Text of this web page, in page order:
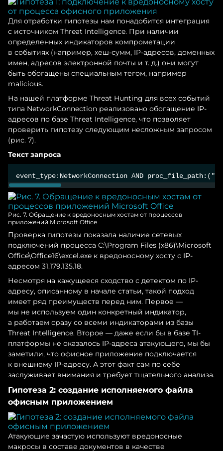
Для отработки гипотезы нам понадобится интеграция
с источником Threat Intelligence. При наличии
определенных индикаторов компрометации
в событиях (например, хеш-сумм, IP-адресов, доменных
имен, адресов электронной почты и т. д.) они могут
быть обогащены специальным тегом, например
malicious.
На нашей платформе Threat Hunting для всех событий
типа NetworkConnection реализовано обогащение IP-
адресов по базе Threat Intelligence, что позволяет
проверить гипотезу следующим несложным запросом
(рис. 7).
Текст запроса
Рис. 7. Обращение к вредоносным хостам от процессов
приложений Microsoft Office
Проверка гипотезы показала наличие сетевых
подключений процесса C:\Program Files (x86)\Microsoft
Office\Office16\excel.exe к вредоносному хосту с IP-
адресом 31.179.135.18.
Несмотря на кажущееся сходство с детектом по IP-
адресу, описанному в начале статьи, такой подход
имеет ряд преимуществ перед ним. Первое —
мы не используем один конкретный индикатор,
а работаем сразу со всеми индикаторами из базы
Threat Intelligence. Второе — даже если бы в базе TI-
платформы не оказалось IP-адреса атакующего, мы бы
заметили, что офисное приложение подключается
к внешнему IP-адресу. А этот факт сам по себе
заслуживает внимания и требует тщательного анализа.
Гипотеза 2: создание исполняемого файла
офисным приложением
Атакующие зачастую используют вредоносные
макросы в составе документов в качестве